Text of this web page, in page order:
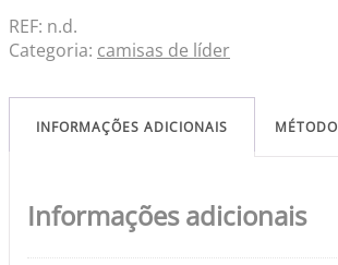
REF: n.d.
Categoria: camisas de líder
INFORMAÇÕES ADICIONAIS MÉTODO
Informações adicionais